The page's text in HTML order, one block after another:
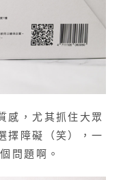
感，尤其抓住大眾
擇障礙（笑），一
問題啊。